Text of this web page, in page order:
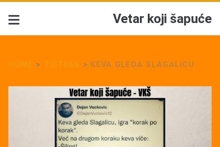
Vetar koji šapuće
> > KEVA GLEDA SLAGALICU